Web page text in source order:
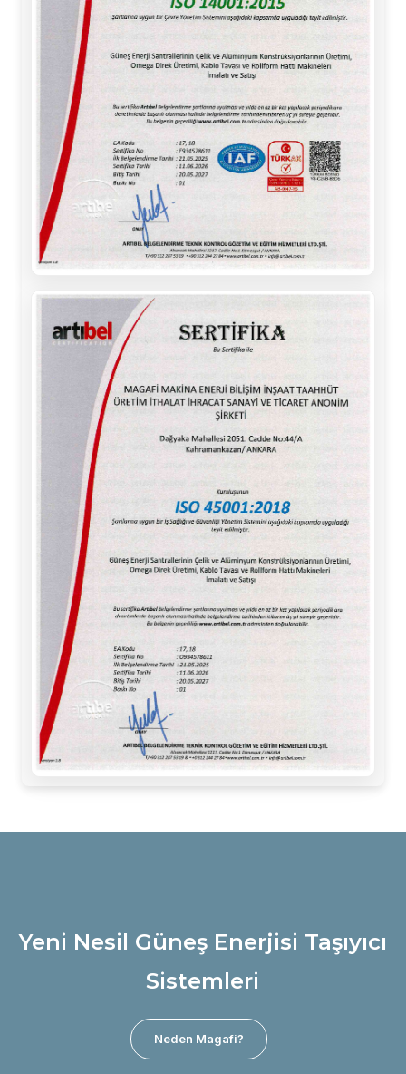
Yeni Nesil Güneş Enerjisi Taşıyıcı
Sistemleri
Neden Magafi?